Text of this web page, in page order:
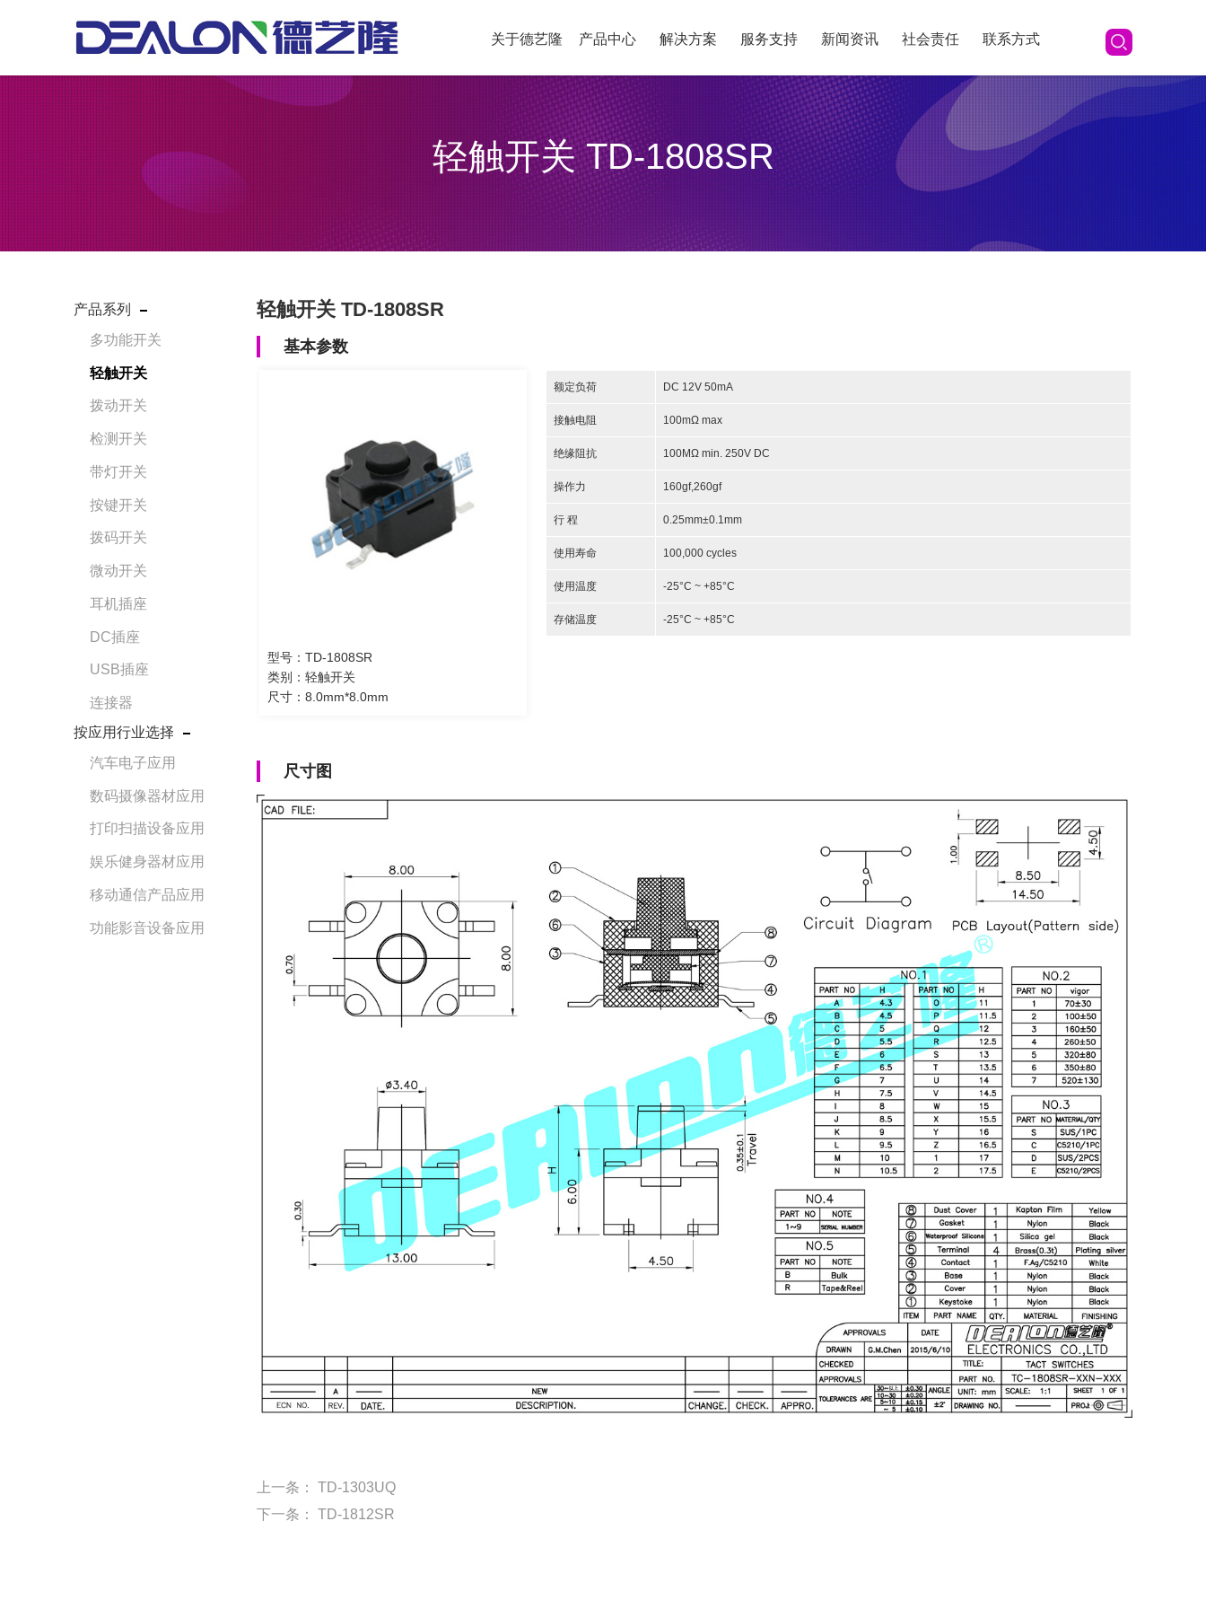
关于德艺隆 产品中心 解决方案 服务支持 新闻资讯 社会责任 联系方式
轻触开关 TD-1808SR
产品系列
多功能开关
轻触开关
拨动开关
检测开关
带灯开关
按键开关
拨码开关
微动开关
耳机插座
DC插座
USB插座
连接器
按应用行业选择
汽车电子应用
数码摄像器材应用
打印扫描设备应用
娱乐健身器材应用
移动通信产品应用
功能影音设备应用
轻触开关 TD-1808SR
基本参数
型号：TD-1808SR
类别：轻触开关
尺寸：8.0mm*8.0mm
额定负荷 DC 12V 50mA
接触电阻 100mΩ max
绝缘阻抗 100MΩ min. 250V DC
操作力 160gf,260gf
行 程 0.25mm±0.1mm
使用寿命 100,000 cycles
使用温度 -25°C ~ +85°C
存储温度 -25°C ~ +85°C
尺寸图
上一条：
TD-1303UQ
下一条：
TD-1812SR